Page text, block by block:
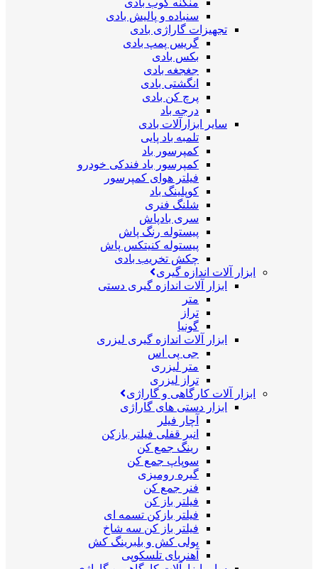
منگنه کوب بادی
سنباده و پالیش بادی
تجهیزات گاراژی بادی
گریس پمپ بادی
بکس بادی
جغجغه بادی
انگشتی بادی
پرچ کن بادی
درجه باد
سایر ابزارآلات بادی
تلمبه باد پایی
کمپرسور باد
کمپرسور باد فندکی خودرو
فیلتر هوای کمپرسور
کوپلینگ باد
شلنگ فنری
سری بادپاش
پیستوله رنگ پاش
پیستوله کنیتکس پاش
چکش تخریب بادی
ابزار آلات اندازه گیری
ابزار آلات اندازه گیری دستی
متر
تراز
گونیا
ابزار آلات اندازه گیری لیزری
جی پی اس
متر لیزری
تراز لیزری
ابزار آلات کارگاهی و گاراژی
ابزار دستی های گاراژی
آچار فیلر
انبر قفلی فیلتر بازکن
رینگ جمع کن
سوپاپ جمع کن
گیره رومیزی
فنر جمع کن
فیلتر باز کن
فیلتر بازکن تسمه ای
فیلتر باز کن سه شاخ
پولی کش و بلبرینگ کش
آهنربای تلسکوپی